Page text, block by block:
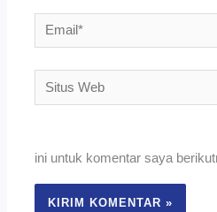
Email*
Situs
Web
ini untuk komentar saya